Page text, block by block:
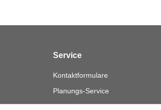
Service
Kontaktformulare
Planungs-Service
Montage-Service